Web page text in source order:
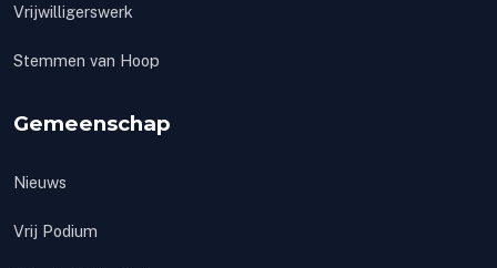
Vrijwilligerswerk
Stemmen van Hoop
Gemeenschap
Nieuws
Vrij Podium